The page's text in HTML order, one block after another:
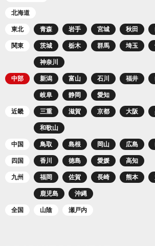
北海道
東北 青森 岩手 宮城 秋田
関東 茨城 栃木 群馬 埼玉
神奈川
中部 新潟 富山 石川 福井
岐阜 静岡 愛知
近畿 三重 滋賀 京都 大阪
和歌山
中国 鳥取 島根 岡山 広島
四国 香川 徳島 愛媛 高知
九州 福岡 佐賀 長崎 熊本
鹿児島 沖縄
全国 山陰 瀬戸内